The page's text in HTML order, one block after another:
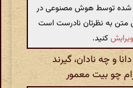
شده توسط هوش مصنوعی در
متن به نظرتان نادرست است
ویرایشکنید.
و چه نادان، گیرند
چو بیت معمور